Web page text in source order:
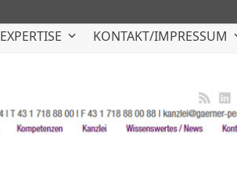
EXPERTISE KONTAKT/IMPRESSUM